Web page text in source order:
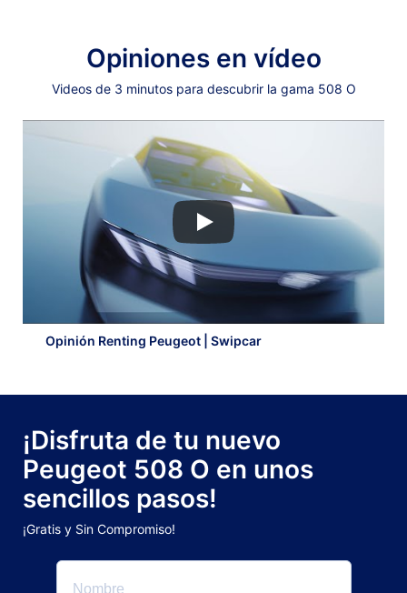
Opiniones en vídeo
Videos de 3 minutos para descubrir la gama 508 O
Opinión Renting Peugeot | Swipcar
¡Disfruta de tu nuevo
Peugeot 508 O en unos
sencillos pasos!
¡Gratis y Sin Compromiso!